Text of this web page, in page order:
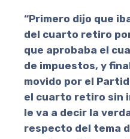
“Primero dijo que
del cuarto retiro
que aprobaba el
de impuestos, y
movido por el
el cuarto retiro sin
le va a decir la
respecto del tema